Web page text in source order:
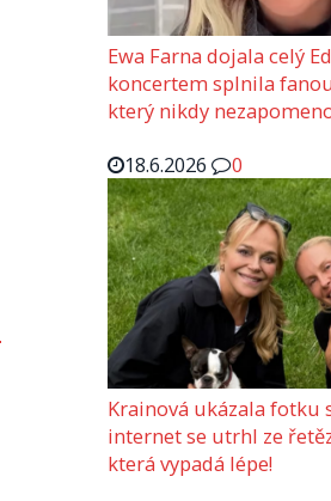
Ewa Farna dojala celý
koncertem splnila
který nikdy
18.6.2026
0
Krainová ukázala fotku
internet se utrhl ze
která vypadá lépe!